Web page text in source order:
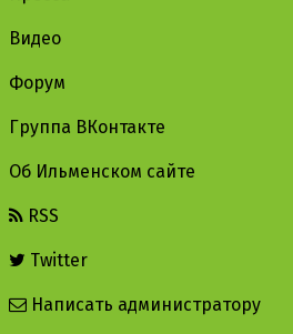
Видео
Форум
Группа ВКонтакте
Об Ильменском сайте
RSS
Twitter
Написать администратору